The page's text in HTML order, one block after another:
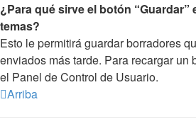
¿Para qué sirve el botón
temas?
Esto le permitirá guardar borradores
enviados más tarde. Para recargar un
el Panel de Control de Usuario.
Arriba